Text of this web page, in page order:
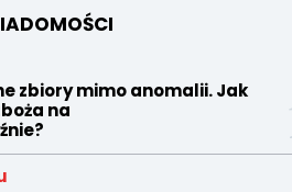
zbiory mimo anomalii. Jak
na